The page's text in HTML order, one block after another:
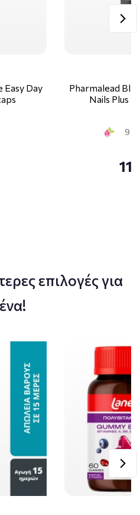
Easy Day
Pharmalead
Nails Plus
9
επιλογές για